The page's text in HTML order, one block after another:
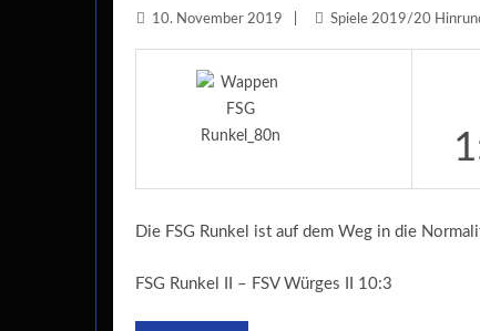
10. November 2019 Spiele 2019/20
Die FSG Runkel ist auf dem Weg in die
FSG Runkel II – FSV Würges II 10:3